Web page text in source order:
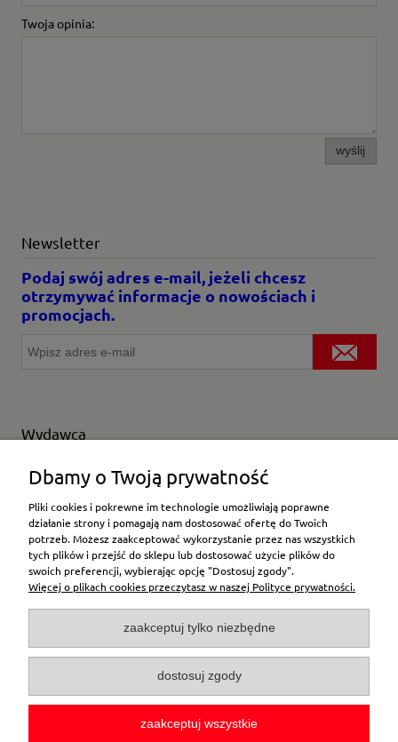
Twoja opinia:
wyślij
Newsletter
Podaj swój adres e-mail, jeżeli chcesz
otrzymywać informacje o nowościach i
promocjach.
Wydawca
Wybierz producenta
Moje konto
Płatności i dostawa
Pomoc
O firmie
Dbamy o Twoją prywatność
Pliki cookies i pokrewne im technologie umożliwiają poprawne
działanie strony i pomagają nam dostosować ofertę do Twoich
potrzeb. Możesz zaakceptować wykorzystanie przez nas wszystkich
tych plików i przejść do sklepu lub dostosować użycie plików do
swoich preferencji, wybierając opcję "Dostosuj zgody".
Więcej o plikach cookies przeczytasz w naszej Polityce prywatności.
zaakceptuj tylko niezbędne
dostosuj zgody
zaakceptuj wszystkie